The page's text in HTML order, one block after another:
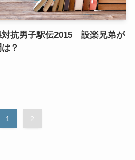
抗男子駅伝2015 設楽兄弟が
？
1 2